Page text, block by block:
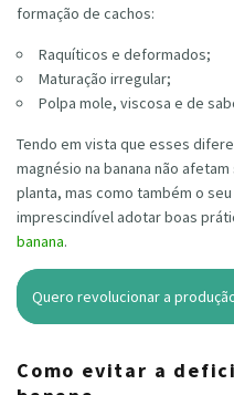
formação de cachos:
Raquíticos e deformados;
Maturação irregular;
Polpa mole, viscosa e de
Tendo em vista que esses
magnésio na banana não
planta, mas como também o
imprescindível adotar boas
banana.
Quero revolucionar a
Como evitar a